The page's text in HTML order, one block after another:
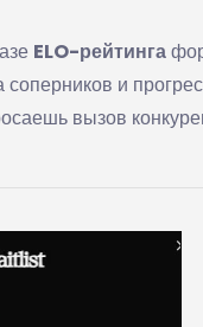
ELO-рейтинга
соперников и
вызов